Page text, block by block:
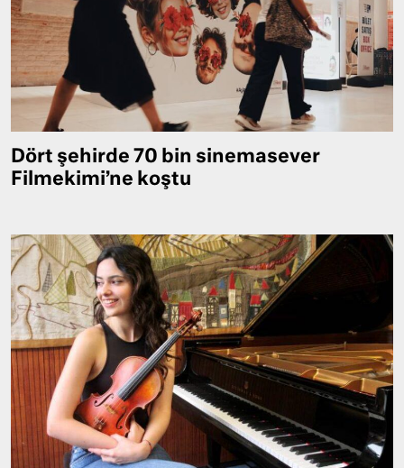
Dört şehirde 70 bin sinemasever
Filmekimi’ne koştu